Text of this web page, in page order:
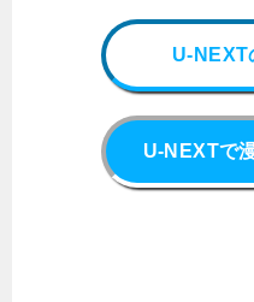
U-NEXT
U-NEXTで